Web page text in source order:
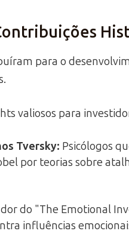
para o
valiosos para
Tversky: Psicólogos
por teorias sobre
do "The Emotional
influências